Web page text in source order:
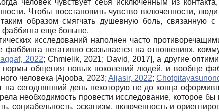
человек чувствует себя исключенным из
Чтобы восстановить чувство включенности,
образом смягчать душевную боль, связанную
фаббинга еще больше.
исследований наполнен часто
негативно сказывается на отношениях,
2022; Chmielik, 2021; David, 2017], а другие
нормы общения новых поколений людей, и вообще
человека [Ajooba, 2023; Aljasir, 2022;
на сегодняшний день некоторую не до конца
необходимость провести исследование, которое
социабельность, эскапизм, включенность и